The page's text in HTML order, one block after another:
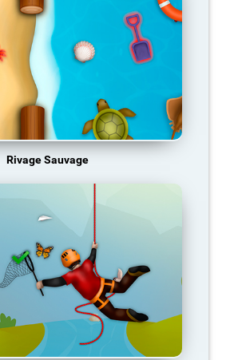
Rivage Sauvage